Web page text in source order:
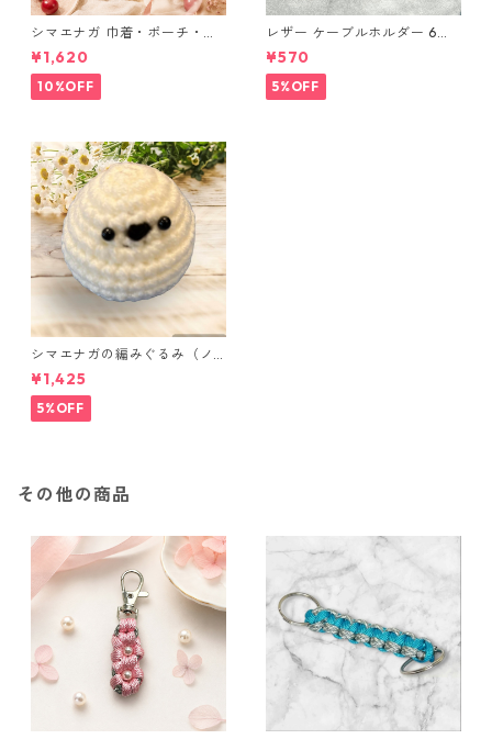
シマエナガ 巾着・ポーチ・ミ
ニポーチ(カード収納にも) ３
点セット さくらんぼ柄×淡いピ
ンク
¥1,620
10%OFF
レザー ケーブルホルダー 6個
セット
¥570
5%OFF
シマエナガの編みぐるみ（ノ
ーマル）
¥1,425
5%OFF
その他の商品